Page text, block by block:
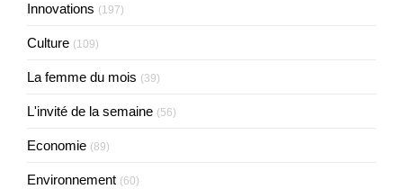
Innovations (197)
Culture (109)
La femme du mois (39)
L'invité de la semaine (56)
Economie (89)
Environnement (60)